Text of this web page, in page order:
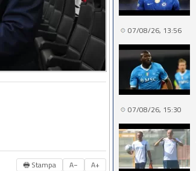
🖶 Stampa A− A+
07/08/26, 13:56
07/08/26, 15:30